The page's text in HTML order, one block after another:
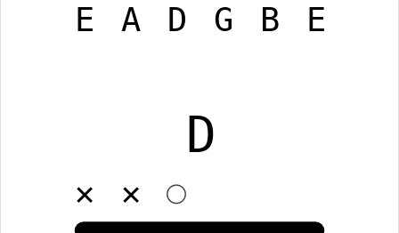
E A D G B E
D
✕ ✕